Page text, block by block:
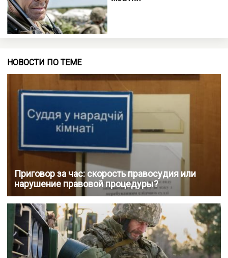
НОВОСТИ ПО ТЕМЕ
Приговор за час: скорость правосудия или
нарушение правовой процедуры?